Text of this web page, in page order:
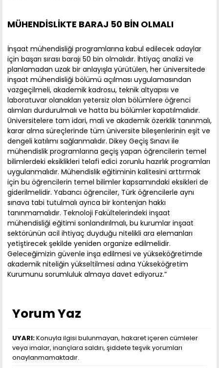
MÜHENDİSLİKTE BARAJ 50 BİN OLMALI
İnşaat mühendisliği programlarına kabul edilecek adaylar
için başarı sırası barajı 50 bin olmalıdır. İhtiyaç analizi ve
planlamadan uzak bir anlayışla yürütülen, her üniversitede
inşaat mühendisliği bölümü açılması uygulamasından
vazgeçilmeli, akademik kadrosu, teknik altyapısı ve
laboratuvar olanakları yetersiz olan bölümlere öğrenci
alımları durdurulmalı ve hatta bu bölümler kapatılmalıdır.
Üniversitelere tam idari, mali ve akademik özerklik tanınmalı,
karar alma süreçlerinde tüm üniversite bileşenlerinin eşit ve
dengeli katılımı sağlanmalıdır. Dikey Geçiş Sınavı ile
mühendislik programlarına geçiş yapan öğrencilerin temel
bilimlerdeki eksiklikleri telafi edici zorunlu hazırlık programları
uygulanmalıdır. Mühendislik eğitiminin kalitesini arttırmak
için bu öğrencilerin temel bilimler kapsamındaki eksikleri de
giderilmelidir. Yabancı öğrenciler, Türk öğrencilerle aynı
sınava tabi tutulmalı ayrıca bir kontenjan hakkı
tanınmamalıdır. Teknoloji Fakültelerindeki inşaat
mühendisliği eğitimi sonlandırılmalı, bu kurumlar inşaat
sektörünün acil ihtiyaç duyduğu nitelikli ara elemanları
yetiştirecek şekilde yeniden organize edilmelidir.
Geleceğimizin güvenle inşa edilmesi ve yükseköğretimde
akademik niteliğin yükseltilmesi adına Yükseköğretim
Kurumunu sorumluluk almaya davet ediyoruz.”
Yorum Yaz
UYARI:Konuyla ilgisi bulunmayan, hakaret içeren cümleler
veya imalar, inançlara saldırı, şiddete teşvik yorumları
onaylanmamaktadır.